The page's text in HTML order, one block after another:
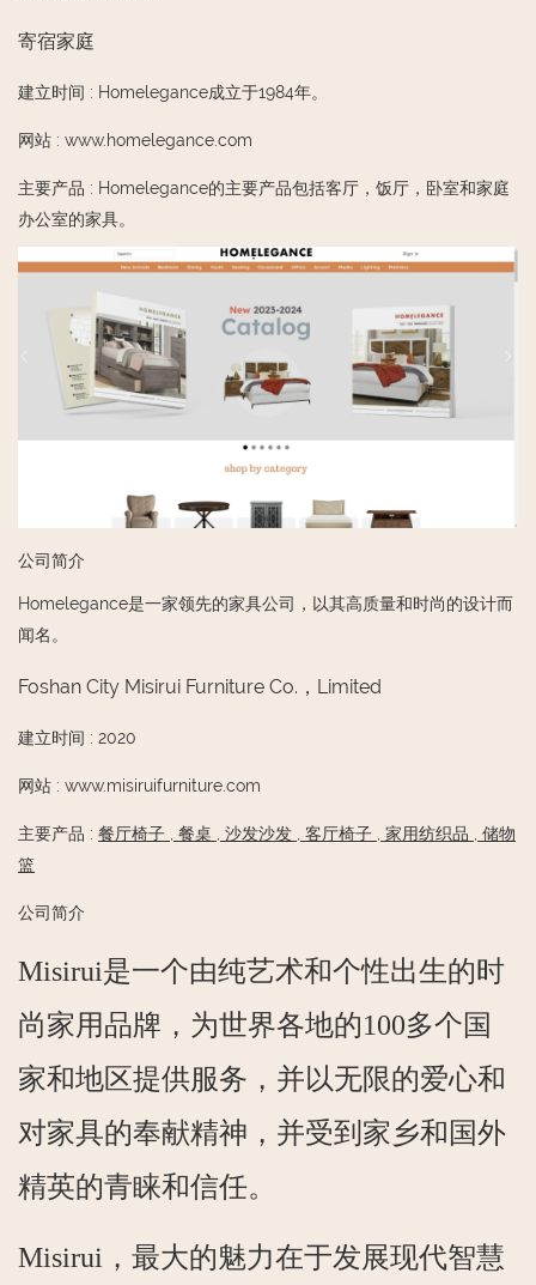
寄宿家庭
建立时间 : Homelegance成立于1984年。
网站 : www.homelegance.com
主要产品 : Homelegance的主要产品包括客厅，饭厅，卧室和家庭
办公室的家具。
公司简介
Homelegance是一家领先的家具公司，以其高质量和时尚的设计而
闻名。
Foshan City Misirui Furniture Co.，Limited
建立时间 : 2020
网站 : www.misiruifurniture.com
主要产品 : 餐厅椅子 餐桌 沙发沙发 客厅椅子 家用纺织品
储物
篮
公司简介
Misirui是一个由纯艺术和个性出生的时
尚家用品牌，为世界各地的100多个国
家和地区提供服务，并以无限的爱心和
对家具的奉献精神，并受到家乡和国外
精英的青睐和信任。
Misirui，最大的魅力在于发展现代智慧